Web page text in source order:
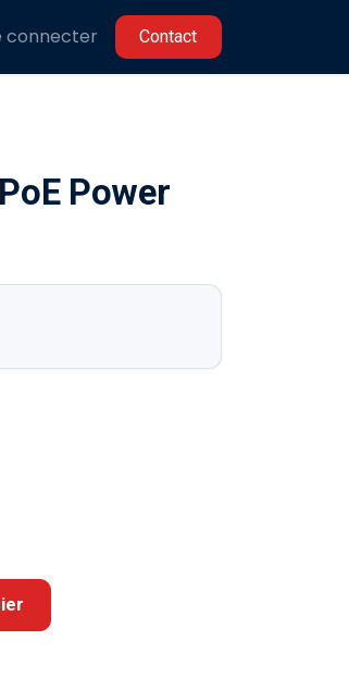
connecter C​​ontact
Power